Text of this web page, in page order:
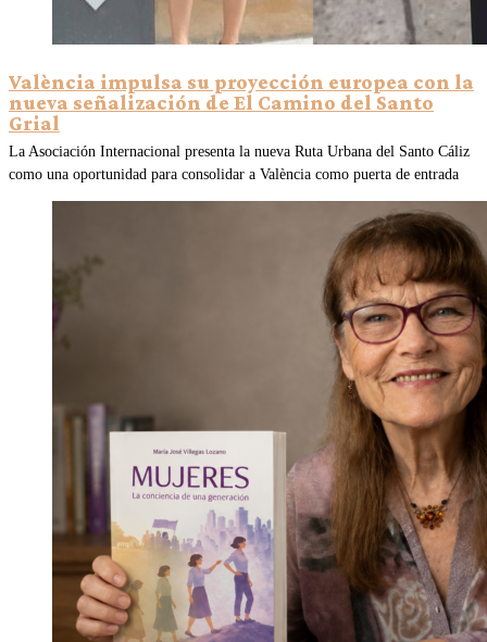
València impulsa su proyección europea con la
nueva señalización de El Camino del Santo
Grial
La Asociación Internacional presenta la nueva Ruta Urbana del Santo Cáliz
como una oportunidad para consolidar a València como puerta de entrada